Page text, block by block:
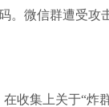
微信群遭受攻
集上关于“炸